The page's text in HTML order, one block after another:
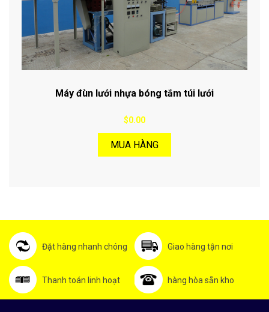
Máy đùn lưới nhựa bóng tắm túi lưới
$0.00
MUA HÀNG
Đặt hàng nhanh chóng Giao hàng tận nơi
Thanh toán linh hoạt hàng hòa sẵn kho